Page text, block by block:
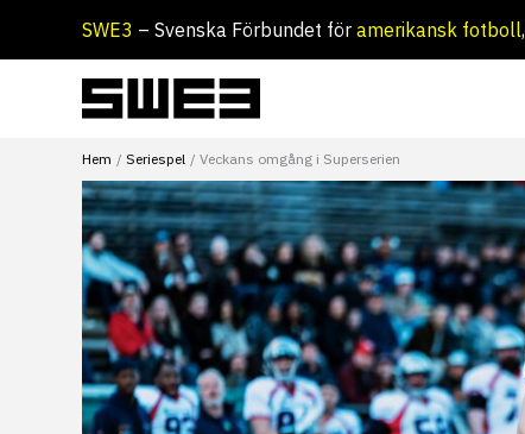
SWE3 – Svenska Förbundet för amerikansk fotboll,
Hem Seriespel Veckans omgång i Superserien